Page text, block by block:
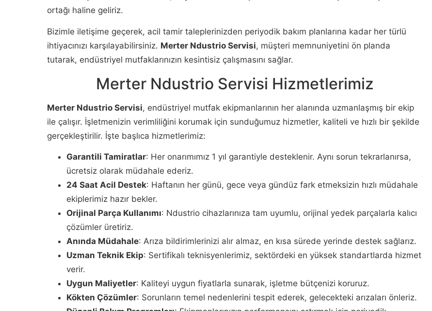
ortağı haline geliriz.
Bizimle iletişime geçerek, acil tamir taleplerinizden periyodik bakım planlarına kadar her türlü
ihtiyacınızı karşılayabilirsiniz. Merter Ndustrio Servisi, müşteri memnuniyetini ön planda
tutarak, endüstriyel mutfaklarınızın kesintisiz çalışmasını sağlar.
Merter Ndustrio Servisi Hizmetlerimiz
Merter Ndustrio Servisi, endüstriyel mutfak ekipmanlarının her alanında uzmanlaşmış bir ekip
ile çalışır. İşletmenizin verimliliğini korumak için sunduğumuz hizmetler, kaliteli ve hızlı bir şekilde
gerçekleştirilir. İşte başlıca hizmetlerimiz:
Garantili Tamiratlar: Her onarımımız 1 yıl garantiyle desteklenir. Aynı sorun tekrarlanırsa,
ücretsiz olarak müdahale ederiz.
24 Saat Acil Destek: Haftanın her günü, gece veya gündüz fark etmeksizin hızlı müdahale
ekiplerimiz hazır bekler.
Orijinal Parça Kullanımı: Ndustrio cihazlarınıza tam uyumlu, orijinal yedek parçalarla kalıcı
çözümler üretiriz.
Anında Müdahale: Arıza bildirimlerinizi alır almaz, en kısa sürede yerinde destek sağlarız.
Uzman Teknik Ekip: Sertifikalı teknisyenlerimiz, sektördeki en yüksek standartlarda hizmet
verir.
Uygun Maliyetler: Kaliteyi uygun fiyatlarla sunarak, işletme bütçenizi koruruz.
Kökten Çözümler: Sorunların temel nedenlerini tespit ederek, gelecekteki arızaları önleriz.